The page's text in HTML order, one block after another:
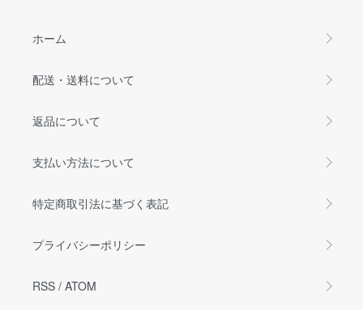
ホーム
配送・送料について
返品について
支払い方法について
特定商取引法に基づく表記
プライバシーポリシー
RSS / ATOM